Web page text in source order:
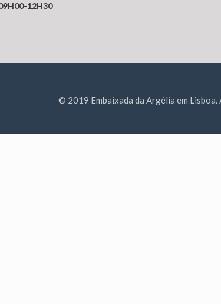
12H30
© 2019 Embaixada da Argélia em Lisboa.